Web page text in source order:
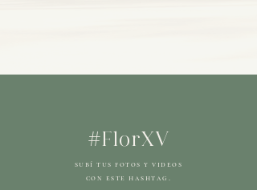
#FlorXV
subí tus fotos y videos
con este hashtag.